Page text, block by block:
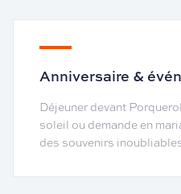
Anniversaire &
Déjeuner devant
soleil ou demande en
des souvenirs